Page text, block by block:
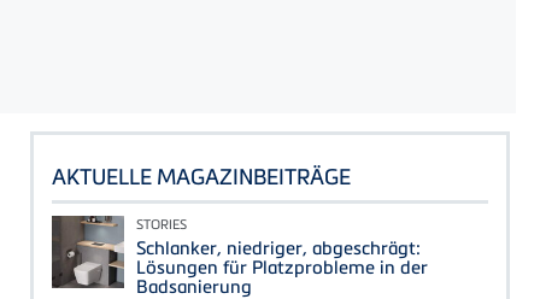
AKTUELLE MAGAZINBEITRÄGE
STORIES
Schlanker, niedriger, abgeschrägt:
Lösungen für Platzprobleme in der
Badsanierung